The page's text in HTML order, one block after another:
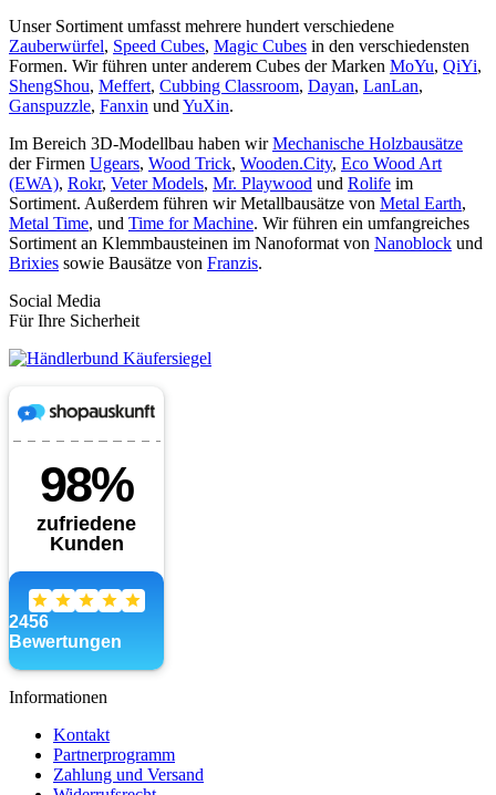
Unser Sortiment umfasst mehrere hundert verschiedene
Zauberwürfel, Speed Cubes, Magic Cubes in den verschiedensten
Formen. Wir führen unter anderem Cubes der Marken MoYu, QiYi,
ShengShou, Meffert, Cubbing Classroom, Dayan, LanLan,
Ganspuzzle, Fanxin und YuXin.
Im Bereich 3D-Modellbau haben wirMechanische Holzbausätze
der Firmen Ugears, Wood Trick, Wooden.City, Eco Wood Art
(EWA), Rokr, Veter Models, Mr. Playwood und Rolife im
Sortiment. Außerdem führen wir Metallbausätze von Metal Earth,
Metal Time, und Time for Machine. Wir führen ein umfangreiches
Sortiment an Klemmbausteinen im Nanoformat von Nanoblock und
Brixies sowie Bausätze von Franzis.
Social Media
Für Ihre Sicherheit
Informationen
Kontakt
Partnerprogramm
Zahlung und Versand